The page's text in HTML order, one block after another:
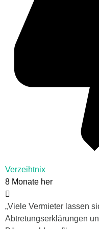
Verzeihtnix
8 Monate her
„Viele Vermieter lassen
Abtretungserklärungen